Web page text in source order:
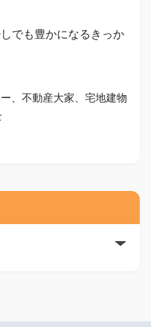
でも豊かになるきっか
、不動産大家、宅地建物